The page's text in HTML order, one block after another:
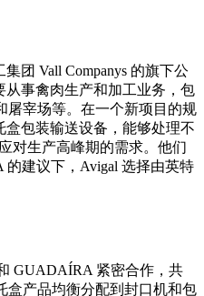
团 Vall Companys 的旗下公
从事禽肉生产和加工业务，包
屠宰场等。在一个新项目的规
包装输送设备，能够处理不
对生产高峰期的需求。他们
建议下，Avigal 选择由英特
GUADAÍRA 紧密合作，共
盒产品均衡分配到封口机和包